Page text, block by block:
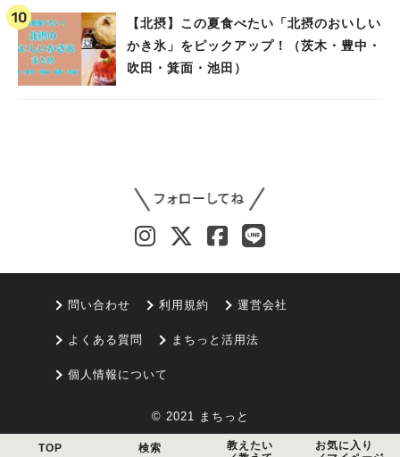
【北摂】この夏食べたい「北摂のおいしい
かき氷」をピックアップ！（茨木・豊中・
吹田・箕面・池田）
問い合わせ 利用規約 運営会社
よくある質問 まちっと活用法
個人情報について
© 2021 まちっと
TOP 検索
教えたい
お気に入り